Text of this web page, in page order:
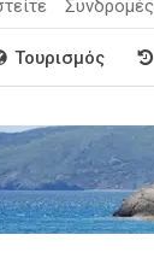
Συνδρομές
Τουρισμός